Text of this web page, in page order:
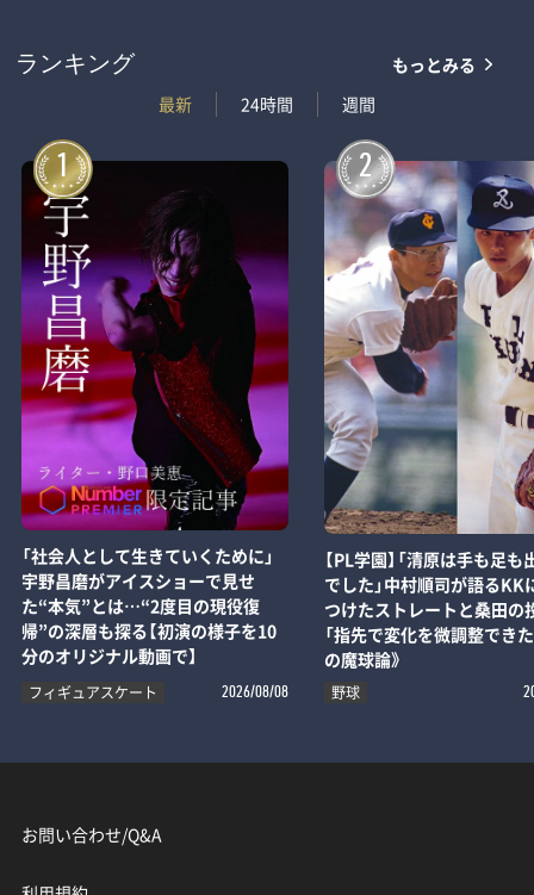
ランキング
最新
24時間 週間
もっとみる
1
「社会人として生きていくために」
宇野昌磨がアイスショーで見せ
た“本気”とは…“2度目の現役復
帰”の深層も探る【初演の様子を10
分のオリジナル動画で】
フィギュアスケート 2026/08/08
2
【PL学園】「清原は手も足も
でした」中村順司が語るKK
つけたストレートと桑田の
「指先で変化を微調整できた
の魔球論》
野球
お問い合わせ/Q&A